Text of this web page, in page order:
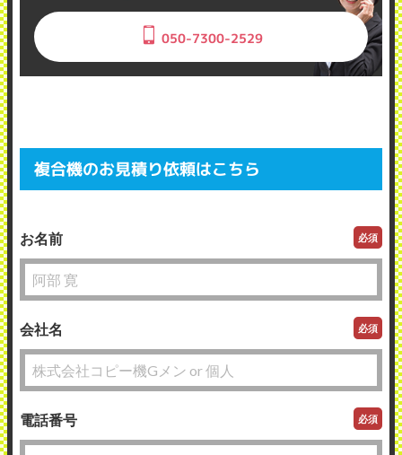
050-7300-2529
複合機のお見積り依頼はこちら
お名前 必須
会社名 必須
電話番号 必須